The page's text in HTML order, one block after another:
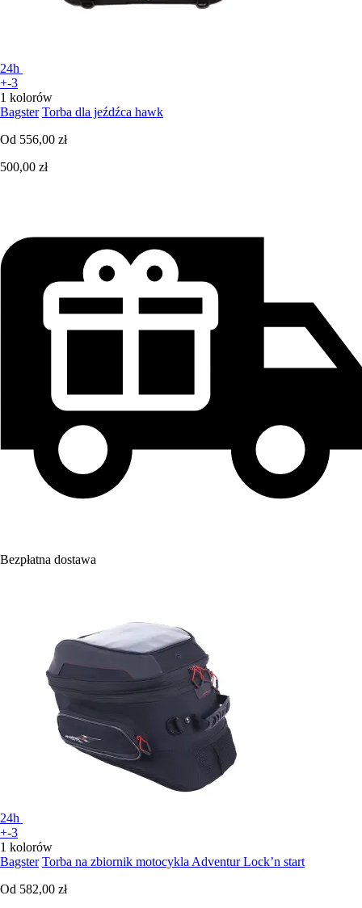
24h
+-3
1 kolorów
Bagster Torba dla jeźdźca hawk
Od 556,00 zł
500,00 zł
Bezpłatna dostawa
24h
+-3
1 kolorów
Bagster Torba na zbiornik motocykla Adventur Lock’n start
Od 582,00 zł